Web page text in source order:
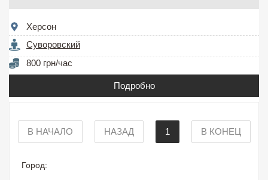
Херсон
Суворовский
800 грн/час
Подробно
В НАЧАЛО НАЗАД 1 В КОНЕЦ
Город: